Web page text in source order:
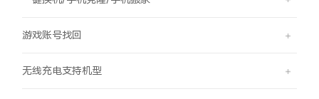
游戏账号找回
无线充电支持机型